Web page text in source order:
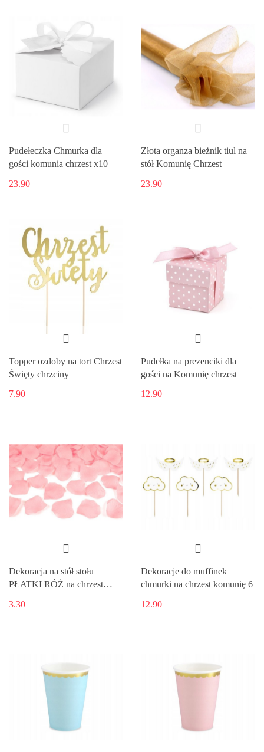
Pudełeczka Chmurka dla
gości komunia chrzest x10
23.90
Złota organza bieżnik tiul na
stół Komunię Chrzest
23.90
Topper ozdoby na tort Chrzest
Święty chrzciny
7.90
Pudełka na prezenciki dla
gości na Komunię chrzest
12.90
Dekoracja na stół stołu
PŁATKI RÓŻ na chrzest
3.30
Dekoracje do muffinek
chmurki na chrzest komunię 6
12.90